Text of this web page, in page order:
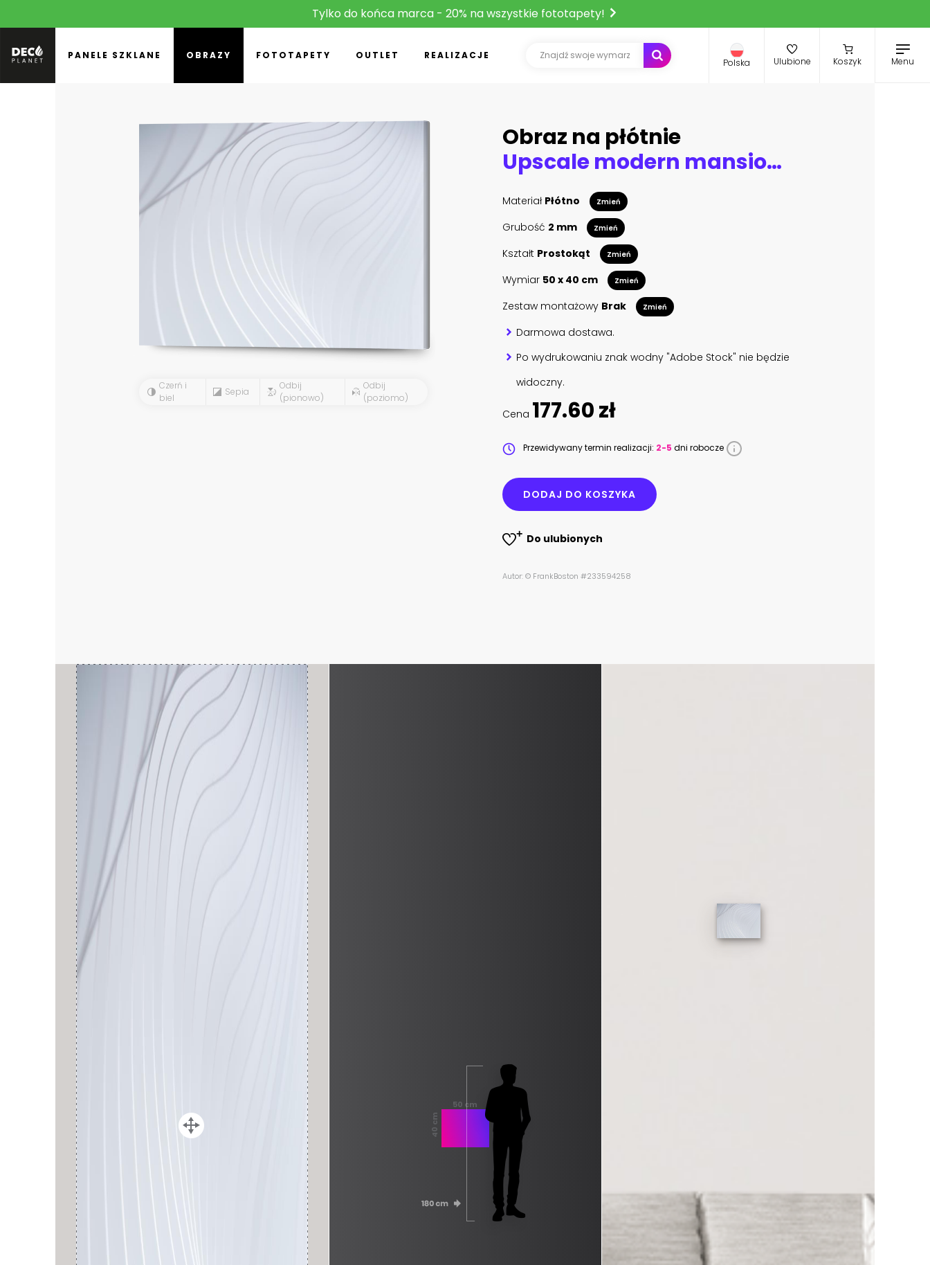
Tylko do końca marca - 20% na wszystkie fototapety!
PANELE SZKLANE OBRAZY FOTOTAPETY OUTLET REALIZACJE
Polska Ulubione Koszyk Menu
Czerń i
biel
Sepia
Odbij
(pionowo)
Odbij
(poziomo)
Obraz na płótnie
Upscale modern mansion with pool
Materiał Płótno Zmień
Grubość 2 mm Zmień
Kształt Prostokąt Zmień
Wymiar 50 x 40 cm Zmień
Zestaw montażowy Brak Zmień
Darmowa dostawa.
Po wydrukowaniu znak wodny "Adobe Stock" nie będzie
widoczny.
Cena 177.60 zł
Przewidywany termin realizacji: 2-5 dni robocze
DODAJ DO KOSZYKA
Do ulubionych
Autor: © FrankBoston #233594258
50 cm
40 cm